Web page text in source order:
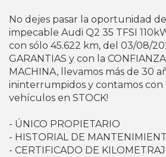
No dejes pasar la oportunidad
impecable Audi Q2 35 TFSI
con sólo 45.622 km, del 03/08/
GARANTIAS y con la
MACHINA, llevamos más de 30
ininterrumpidos y contamos con
vehículos en STOCK!
- ÚNICO PROPIETARIO
- HISTORIAL DE
- CERTIFICADO DE